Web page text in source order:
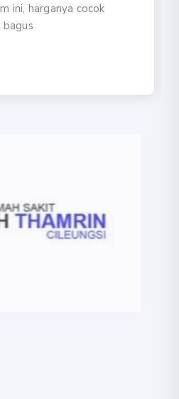
ini, harganya cocok